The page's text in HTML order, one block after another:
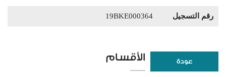
رقم التسجيل 19BKE000364
عودة الأقسام